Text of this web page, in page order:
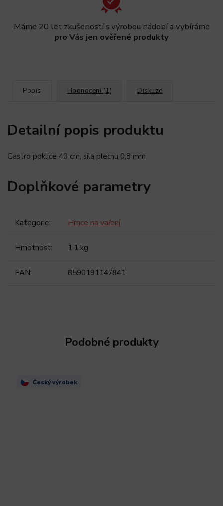
Máme 20 let zkušeností s výrobou nádobí a vybíráme
pro Vás jen ověřené produkty
Popis Hodnocení (1) Diskuze
Detailní popis produktu
Gastro poklice 40 cm, síla plechu 0,8 mm
Doplňkové parametry
Kategorie: Hrnce na vaření
Hmotnost: 1.1 kg
EAN: 8590191147841
Podobné produkty
Český výrobek